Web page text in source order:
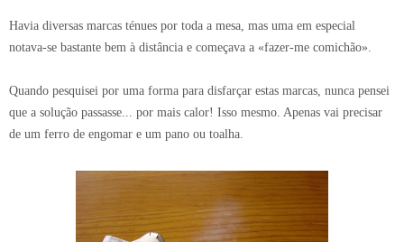
Havia diversas marcas ténues por toda a mesa, mas uma em especial
notava-se bastante bem à distância e começava a «fazer-me comichão».
Quando pesquisei por uma forma para disfarçar estas marcas, nunca pensei
que a solução passasse... por mais calor! Isso mesmo. Apenas vai precisar
de um ferro de engomar e um pano ou toalha.